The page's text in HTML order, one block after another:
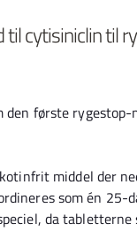
cytisiniclin til
den første
middel der
som én 25-
da